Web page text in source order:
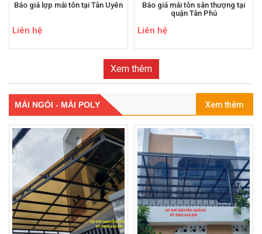
Báo giá lợp mái tôn tại Tân Uyên
Liên hệ
Báo giá mái tôn sân thượng tại
quận Tân Phú
Liên hệ
Xem thêm
MÁI NGÓI - MÁI POLY Xem thêm